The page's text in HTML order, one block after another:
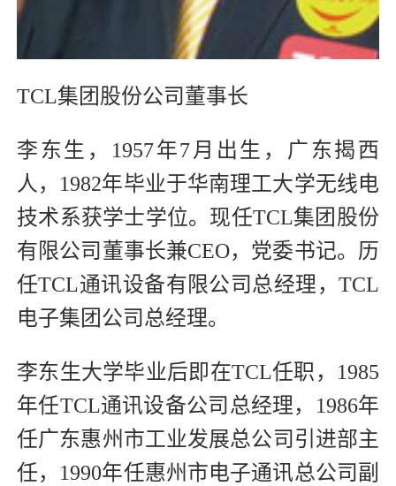
TCL集团股份公司董事长
李东生，1957年7月出生，广东揭西
人，1982年毕业于华南理工大学无线电
技术系获学士学位。现任TCL集团股份
有限公司董事长兼CEO，党委书记。历
任TCL通讯设备有限公司总经理，TCL
电子集团公司总经理。
李东生大学毕业后即在TCL任职，1985
年任TCL通讯设备公司总经理，1986年
任广东惠州市工业发展总公司引进部主
任，1990年任惠州市电子通讯总公司副